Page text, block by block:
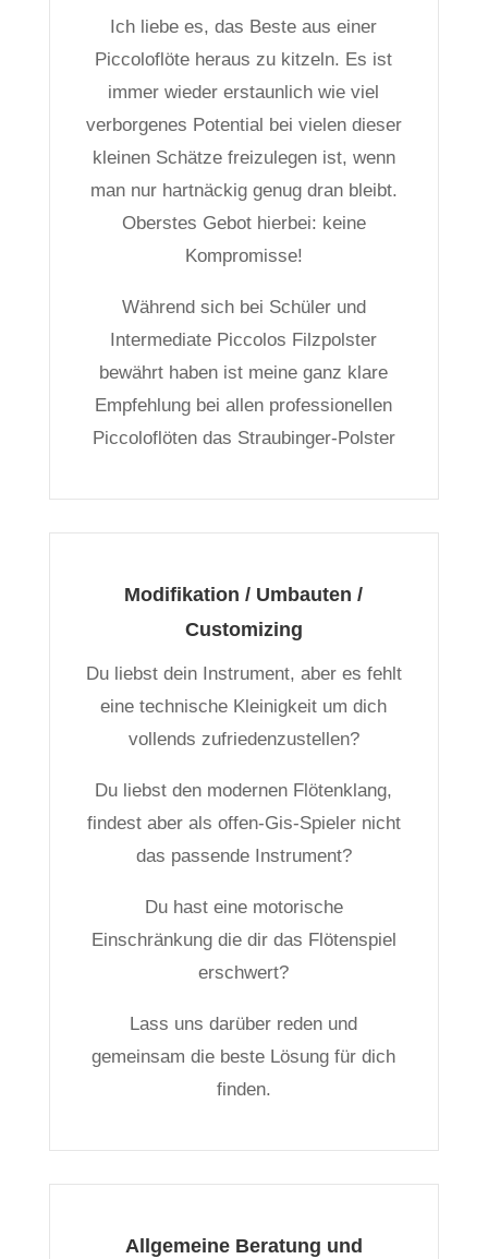
Ich liebe es, das Beste aus einer
Piccoloflöte heraus zu kitzeln. Es ist
immer wieder erstaunlich wie viel
verborgenes Potential bei vielen dieser
kleinen Schätze freizulegen ist, wenn
man nur hartnäckig genug dran bleibt.
Oberstes Gebot hierbei: keine
Kompromisse!
Während sich bei Schüler und
Intermediate Piccolos Filzpolster
bewährt haben ist meine ganz klare
Empfehlung bei allen professionellen
Piccoloflöten das Straubinger-Polster
Modifikation / Umbauten /
Customizing
Du liebst dein Instrument, aber es fehlt
eine technische Kleinigkeit um dich
vollends zufriedenzustellen?
Du liebst den modernen Flötenklang,
findest aber als offen-Gis-Spieler nicht
das passende Instrument?
Du hast eine motorische
Einschränkung die dir das Flötenspiel
erschwert?
Lass uns darüber reden und
gemeinsam die beste Lösung für dich
finden.
Allgemeine Beratung und